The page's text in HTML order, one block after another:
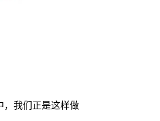
，我们正是这样做